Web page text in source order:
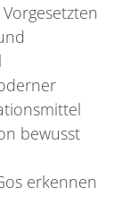
bewusst
erkennen